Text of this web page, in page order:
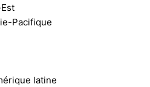
Pacifique
latine